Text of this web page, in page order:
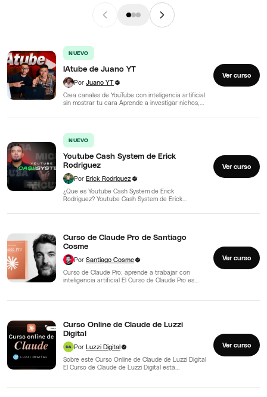
NUEVO
IAtube de Juano YT
Por Juano YT
Crea canales de YouTube con inteligencia artificial
sin mostrar tu cara Aprende a investigar nichos,
Ver curso
NUEVO
Youtube Cash System de Erick
Rodriguez
Por Erick Rodriguez
¿Que es Youtube Cash System de Erick
Rodriguez? Youtube Cash System de Erick
Ver curso
Curso de Claude Pro de Santiago
Cosme
Por Santiago Cosme
Curso de Claude Pro: aprende a trabajar con
inteligencia artificial El Curso de Claude Pro es
Ver curso
Curso Online de Claude de Luzzi
Digital
Por Luzzi Digital
Sobre este Curso Online de Claude de Luzzi Digital
El Curso de Claude de Luzzi Digital está…
Ver curso